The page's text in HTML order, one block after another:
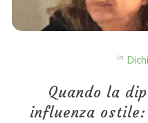
In
Quando la
influenza